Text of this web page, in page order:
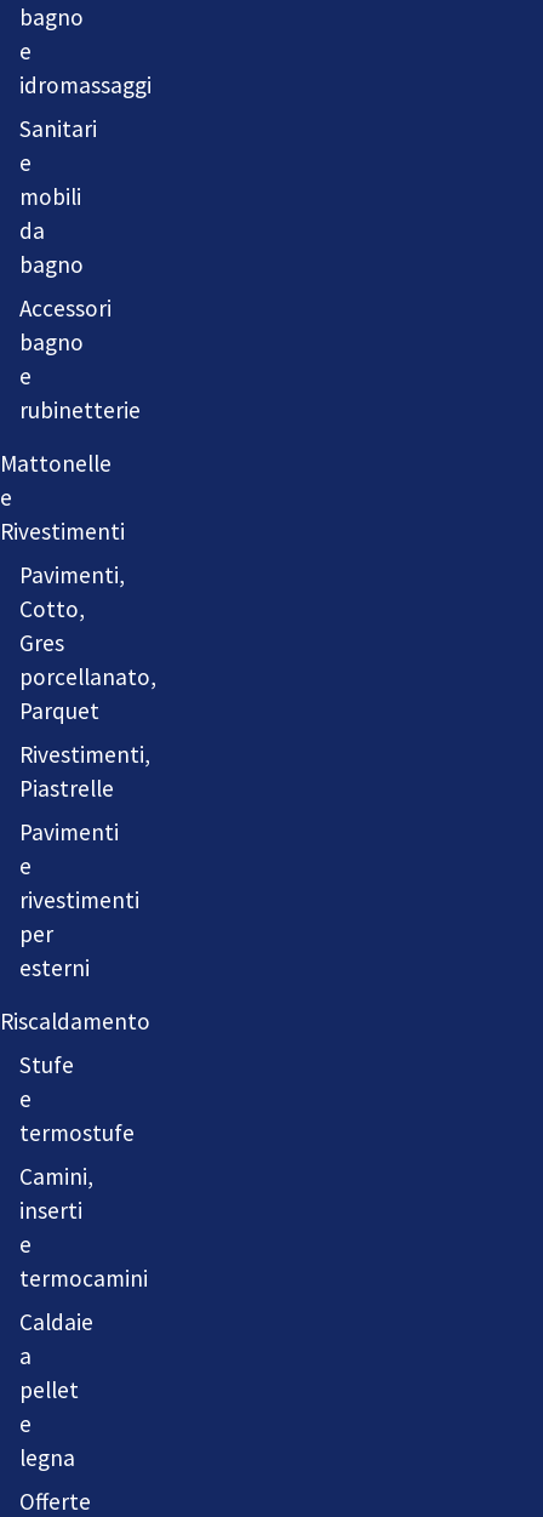
bagno
e
idromassaggi
Sanitari
e
mobili
da
bagno
Accessori
bagno
e
rubinetterie
Mattonelle
e
Rivestimenti
Pavimenti,
Cotto,
Gres
porcellanato,
Parquet
Rivestimenti,
Piastrelle
Pavimenti
e
rivestimenti
per
esterni
Riscaldamento
Stufe
e
termostufe
Camini,
inserti
e
termocamini
Caldaie
a
pellet
e
legna
Offerte